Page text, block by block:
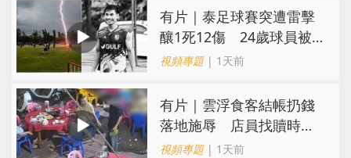
有片｜泰足球賽突遭雷擊
釀1死12傷 24歲球員被
閃電劈中亡
視頻專題| 1天前
​有片｜雲浮食客結帳扔錢
落地施辱 店員找贖時還
施彼身獲老闆肯定
視頻專題| 1天前